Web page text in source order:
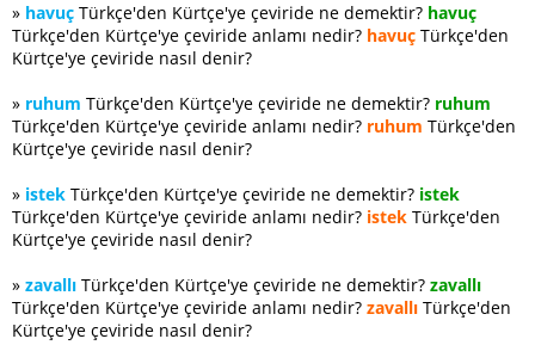
» havuç Türkçe'den Kürtçe'ye çeviride ne demektir? havuç
Türkçe'den Kürtçe'ye çeviride anlamı nedir? havuç Türkçe'den
Kürtçe'ye çeviride nasıl denir?
» ruhum Türkçe'den Kürtçe'ye çeviride ne demektir? ruhum
Türkçe'den Kürtçe'ye çeviride anlamı nedir? ruhum Türkçe'den
Kürtçe'ye çeviride nasıl denir?
» istek Türkçe'den Kürtçe'ye çeviride ne demektir? istek
Türkçe'den Kürtçe'ye çeviride anlamı nedir? istek Türkçe'den
Kürtçe'ye çeviride nasıl denir?
» zavallı Türkçe'den Kürtçe'ye çeviride ne demektir? zavallı
Türkçe'den Kürtçe'ye çeviride anlamı nedir? zavallı Türkçe'den
Kürtçe'ye çeviride nasıl denir?